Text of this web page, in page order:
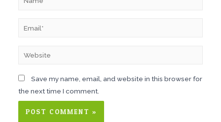
Save my name, email, and website in this browser for
the next time I comment.